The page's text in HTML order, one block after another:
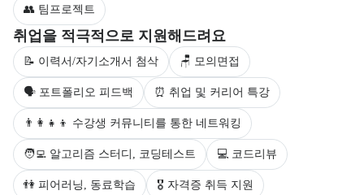
👥 팀프로젝트
취업을 적극적으로 지원해드려요
부트캠프 수강생을 대상으로 제공되는 취업 지원 서비스를 안내한다.
📝 이력서/자기소개서 첨삭 🪑 모의면접
🗣 포트폴리오 피드백 ⏰ 취업 및 커리어 특강
👨‍👩‍👧‍👦 수강생 커뮤니티를 통한 네트워킹
🧑‍💻 알고리즘 스터디, 코딩테스트 💻 코드리뷰
👫 피어러닝, 동료학습 🎖 자격증 취득 지원